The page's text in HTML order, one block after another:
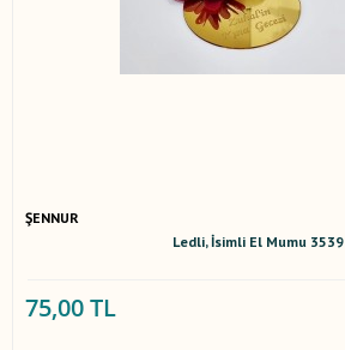
ŞENNUR
Ledli, İsimli El Mumu 3539
75,00 TL